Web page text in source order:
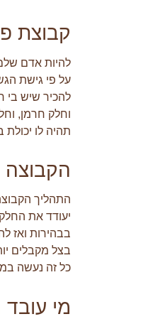
קבוצת
להיות אדם
על פי גישת
להכיר שיש בי
וחלק חרמן,
תהיה לו
הקבוצה
התהליך
יעודד את
בבהירות ואז
בצל מקבלים
כל זה נעשה
מי עובד